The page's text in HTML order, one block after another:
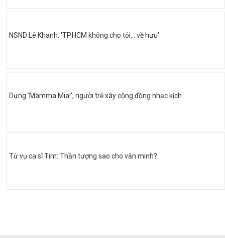
NSND Lê Khanh: 'TP.HCM không cho tôi… về hưu'
Dựng 'Mamma Mia!', người trẻ xây cộng đồng nhạc kịch
Từ vụ ca sĩ Tim: Thần tượng sao cho văn minh?